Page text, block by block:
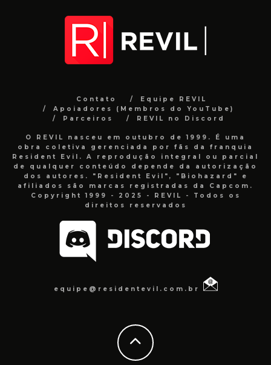
Contato
Equipe REVIL
Apoiadores (Membros do YouTube)
Parceiros
REVIL no Discord
O REVIL nasceu em outubro de 1999. É uma
obra coletiva gerenciada por fãs da franquia
Resident Evil. A reprodução integral ou parcial
de qualquer conteúdo depende da autorização
dos autores. "Resident Evil", "Biohazard" e
afiliados são marcas registradas da Capcom.
Copyright 1999 - 2025 - REVIL - Todos os
direitos reservados
equipe@residentevil.com.br